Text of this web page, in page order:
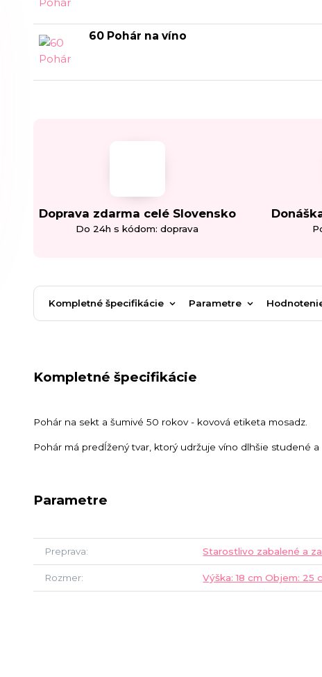
60 Pohár na víno
Doprava zdarma celé Slovensko
Do 24h s kódom: doprava
Kompletné špecifikácie Parametre
Kompletné špecifikácie
Pohár na sekt a šumivé 50 rokov - kovová etiketa mosadz.
Pohár má predĺžený tvar, ktorý udržuje víno dlhšie studené
Parametre
Preprava Starostlivo zabalené a
Rozmer Výška: 18 cm Objem: 25